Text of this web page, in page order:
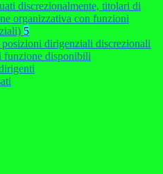
discrezionalmente, titolari di
organizzativa con funzioni
5
dirigenziali discrezionali
funzione disponibili